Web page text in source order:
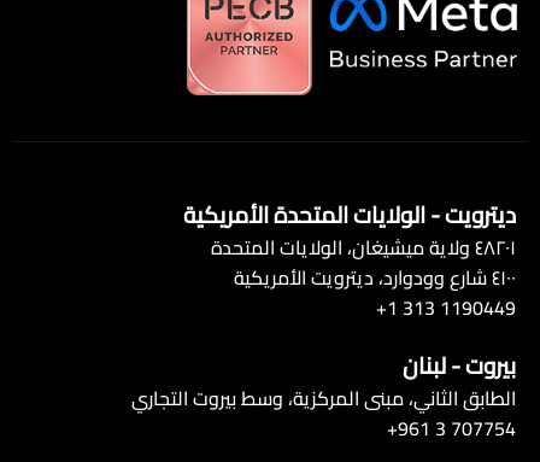
ديترويت - الولايات المتحدة الأمريكية
٤٨٢٠١ ولاية ميشيغان، الولايات المتحدة
٤١٠٠ شارع وودوارد، ديترويت الأمريكية
1190449 313 1+
بيروت - لبنان
الطابق الثاني، مبنى المركزية، وسط بيروت التجاري
+961 3 707754